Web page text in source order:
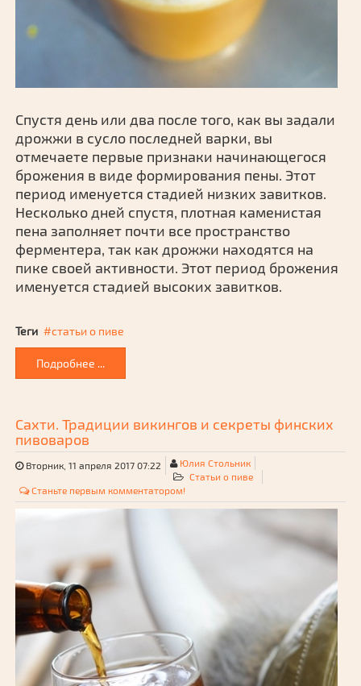
Спустя день или два после того, как вы задали
дрожжи в сусло последней варки, вы
отмечаете первые признаки начинающегося
брожения в виде формирования пены. Этот
период именуется стадией низких завитков.
Несколько дней спустя, плотная каменистая
пена заполняет почти все пространство
ферментера, так как дрожжи находятся на
пике своей активности. Этот период брожения
именуется стадией высоких завитков.
Теги статьи о пиве
Подробнее ...
Сахти. Традиции викингов и секреты финских
пивоваров
Вторник, 11 апреля 2017 07:22
Юлия Стольник
Статьи о пиве
Станьте первым комментатором!